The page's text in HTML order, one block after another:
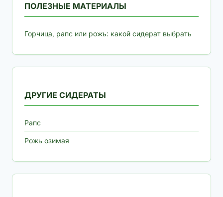
ПОЛЕЗНЫЕ МАТЕРИАЛЫ
Горчица, рапс или рожь: какой сидерат выбрать
ДРУГИЕ СИДЕРАТЫ
Рапс
Рожь озимая